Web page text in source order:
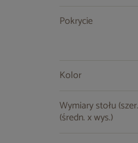
Pokrycie
Kolor
Wymiary stołu
(średn. x wys.)